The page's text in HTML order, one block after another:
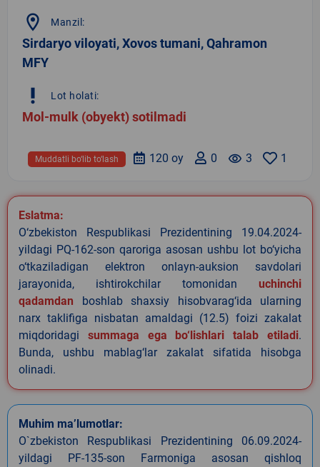
location_on Manzil:
Sirdaryo viloyati, Xovos tumani, Qahramon
MFY
priority_high Lot holati:
Mol-mulk (obyekt) sotilmadi
1
remove_red_eye 3
0
120 oy
Muddatli bo‘lib to‘lash
Eslatma:
O‘zbekiston Respublikasi Prezidentining 19.04.2024-
yildagi PQ-162-son qaroriga asosan ushbu lot bo‘yicha
o‘tkaziladigan elektron onlayn-auksion savdolari
jarayonida, ishtirokchilar tomonidan uchinchi
qadamdan boshlab shaxsiy hisobvarag‘ida ularning
narx taklifiga nisbatan amaldagi (12.5) foizi zakalat
miqdoridagi summaga ega bo‘lishlari talab etiladi.
Bunda, ushbu mablag‘lar zakalat sifatida hisobga
olinadi.
Muhim ma’lumotlar:
O`zbekiston Respublikasi Prezidentining 06.09.2024-
yildagi PF-135-son Farmoniga asosan qishloq